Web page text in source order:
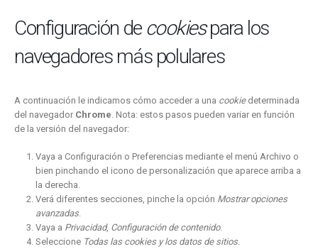
Configuración de cookiespara los
navegadores más polulares
A continuación le indicamos cómo acceder a una cookiedeterminada
del navegador Chrome. Nota: estos pasos pueden variar en función
de la versión del navegador:
Vaya a Configuración o Preferencias mediante el menú Archivo o
bien pinchando el icono de personalización que aparece arriba a
la derecha.
Verá diferentes secciones, pinche la opción Mostrar opciones
avanzadas.
Vaya a Privacidad, Configuración de contenido.
Seleccione Todas las cookiesy los datos de sitios.